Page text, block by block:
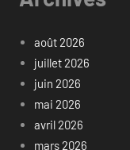
août 2026
juillet 2026
juin 2026
mai 2026
avril 2026
mars 2026